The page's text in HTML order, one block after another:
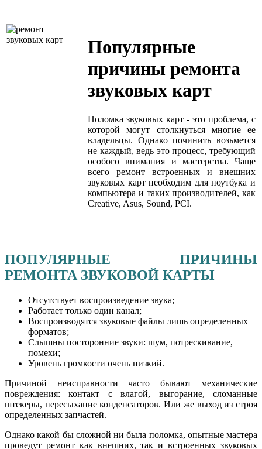
Популярные
причины ремонта
звуковых карт
Поломка звуковых карт - это проблема, с
которой могут столкнуться многие ее
владельцы. Однако починить возьмется
не каждый, ведь это процесс, требующий
особого внимания и мастерства. Чаще
всего ремонт встроенных и внешних
звуковых карт необходим для ноутбука и
компьютера и таких производителей, как
Creative, Asus, Sound, PCI.
ПОПУЛЯРНЫЕ ПРИЧИНЫ
РЕМОНТА ЗВУКОВОЙ КАРТЫ
Отсутствует воспроизведение звука;
Работает только один канал;
Воспроизводятся звуковые файлы лишь определенных
форматов;
Слышны посторонние звуки: шум, потрескивание,
помехи;
Уровень громкости очень низкий.
Причиной неисправности часто бывают механические
повреждения: контакт с влагой, выгорание, сломанные
штекеры, пересыхание конденсаторов. Или же выход из строя
определенных запчастей.
Однако какой бы сложной ни была поломка, опытные мастера
проведут ремонт как внешних, так и встроенных звуковых